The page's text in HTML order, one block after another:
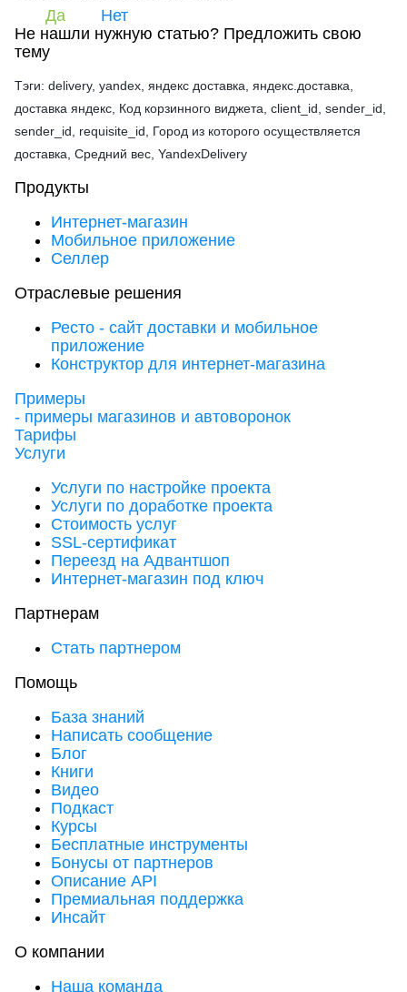
Да
Нет
Не нашли нужную статью? Предложить свою
тему
Тэги: delivery, yandex, яндекс доставка, яндекс.доставка,
доставка яндекс, Код корзинного виджета, client_id, sender_id,
sender_id, requisite_id, Город из которого осуществляется
доставка, Средний вес, YandexDelivery
Продукты
Интернет-магазин
Мобильное приложение
Селлер
Отраслевые решения
Ресто - сайт доставки и мобильное
приложение
Конструктор для интернет-магазина
Примеры
- примеры магазинов и автоворонок
Тарифы
Услуги
Услуги по настройке проекта
Услуги по доработке проекта
Стоимость услуг
SSL-сертификат
Переезд на Адвантшоп
Интернет-магазин под ключ
Партнерам
Стать партнером
Помощь
База знаний
Написать сообщение
Блог
Книги
Видео
Подкаст
Курсы
Бесплатные инструменты
Бонусы от партнеров
Описание API
Премиальная поддержка
Инсайт
О компании
Наша команда